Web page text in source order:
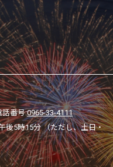
番号:0965-33-4111
後5時15分 （ただし、土日・